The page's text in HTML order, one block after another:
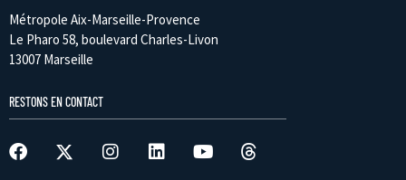
Métropole Aix-Marseille-Provence
Le Pharo 58, boulevard Charles-Livon
13007 Marseille
RESTONS EN CONTACT